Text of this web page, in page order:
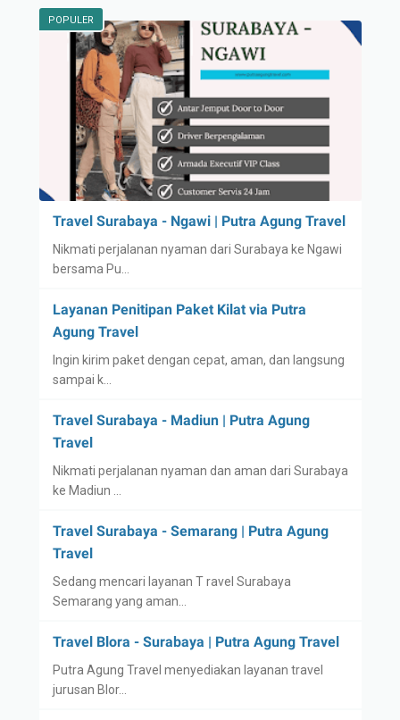
POPULER
Travel Surabaya - Ngawi | Putra Agung Travel
Nikmati perjalanan nyaman dari Surabaya ke Ngawi
bersama Pu…
Layanan Penitipan Paket Kilat via Putra
Agung Travel
Ingin kirim paket dengan cepat, aman, dan langsung
sampai k…
Travel Surabaya - Madiun | Putra Agung
Travel
Nikmati perjalanan nyaman dan aman dari Surabaya
ke Madiun …
Travel Surabaya - Semarang | Putra Agung
Travel
Sedang mencari layanan T ravel Surabaya
Semarang yang aman…
Travel Blora - Surabaya | Putra Agung Travel
Putra Agung Travel menyediakan layanan travel
jurusan Blor…